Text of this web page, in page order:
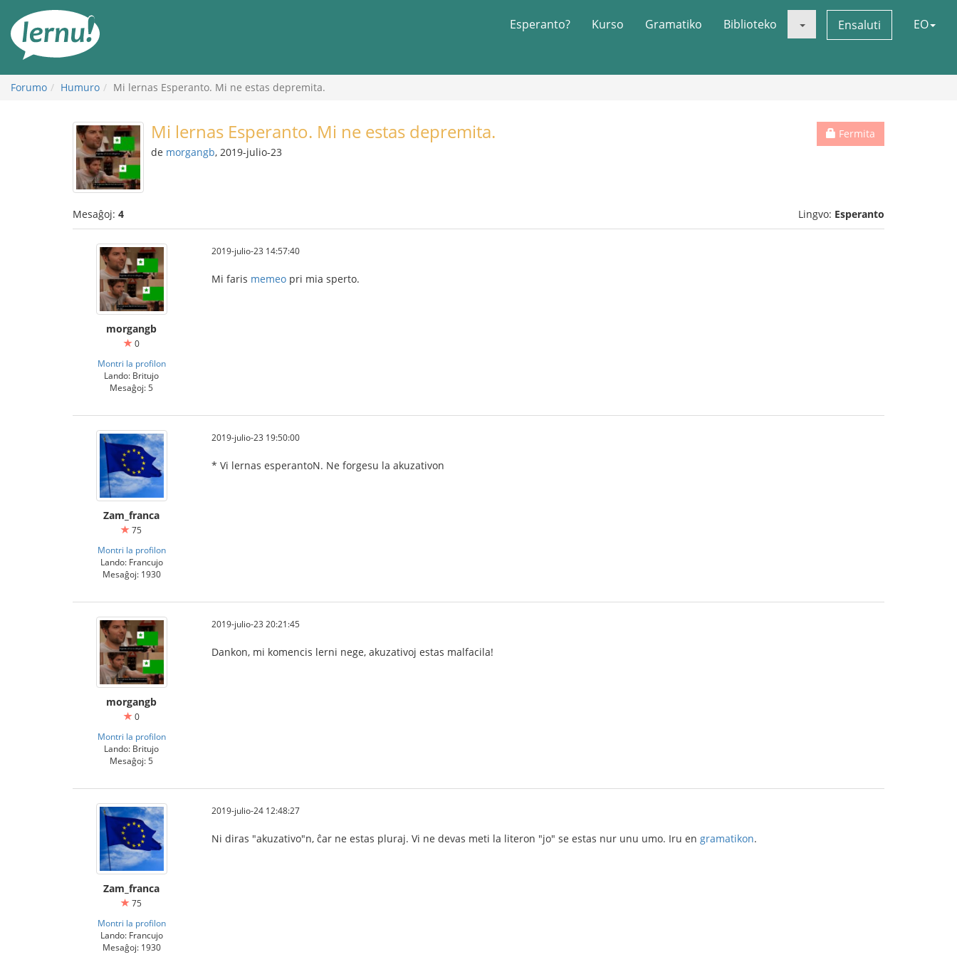
enhavo
Esperanto? Kurso Gramatiko Biblioteko Ensaluti EO
Forumo Humuro Mi lernas Esperanto. Mi ne estas depremita.
Fermita
Mi lernas Esperanto. Mi ne estas depremita.
de morgangb, 2019-julio-23
Mesaĝoj: 4 Lingvo: Esperanto
morgangb
0
Montri la profilon
Lando: Britujo
Mesaĝoj: 5
2019-julio-23 14:57:40
Mi faris memeo pri mia sperto.
Zam_franca
75
Montri la profilon
Lando: Francujo
Mesaĝoj: 1930
2019-julio-23 19:50:00
* Vi lernas esperantoN. Ne forgesu la akuzativon
morgangb
0
Montri la profilon
Lando: Britujo
Mesaĝoj: 5
2019-julio-23 20:21:45
Dankon, mi komencis lerni nege, akuzativoj estas malfacila!
Zam_franca
75
Montri la profilon
Lando: Francujo
Mesaĝoj: 1930
2019-julio-24 12:48:27
Ni diras "akuzativo"n, ĉar ne estas pluraj. Vi ne devas meti la literon "jo" se estas nur unu umo. Iru en gramatikon.